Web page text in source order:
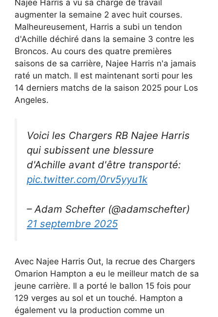
Najee Harris a vu sa charge de travail
augmenter la semaine 2 avec huit courses.
Malheureusement, Harris a subi un tendon
d'Achille déchiré dans la semaine 3 contre les
Broncos. Au cours des quatre premières
saisons de sa carrière, Najee Harris n'a jamais
raté un match. Il est maintenant sorti pour les
14 derniers matchs de la saison 2025 pour Los
Angeles.
Voici les Chargers RB Najee Harris
qui subissent une blessure
d'Achille avant d'être transporté:
pic.twitter.com/0rv5yyu1k
– Adam Schefter (@adamschefter)
21 septembre 2025
Avec Najee Harris Out, la recrue des Chargers
Omarion Hampton a eu le meilleur match de sa
jeune carrière. Il a porté le ballon 15 fois pour
129 verges au sol et un touché. Hampton a
également vu la production comme un